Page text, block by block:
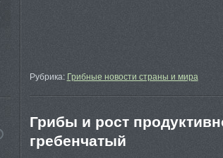
Рубрика: Грибные новости страны и мира
Грибы и рост
гребенчатый